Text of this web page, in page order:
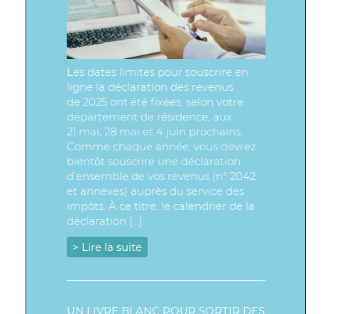
Les dates limites pour souscrire en
ligne la déclaration des revenus
de 2025 ont été fixées, selon votre
département de résidence, aux
21 mai, 28 mai et 4 juin prochains.
Comme chaque année, vous devrez
bientôt souscrire une déclaration
d’ensemble de vos revenus (n° 2042
et annexes) auprès du service des
impôts. À ce titre, le calendrier de la
déclaration […]
> Lire la suite
UN LIVRE BLANC POUR SORTIR DES